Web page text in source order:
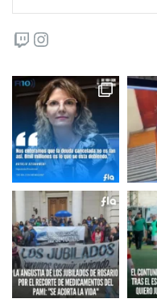
Twitch